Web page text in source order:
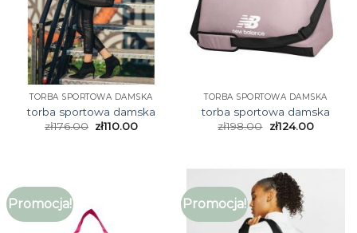
TORBA SPORTOWA DAMSKA
torba sportowa damska
zł176.00 zł110.00
TORBA SPORTOWA DAMSKA
torba sportowa damska
zł198.00 zł124.00
Promocja! Promocja!